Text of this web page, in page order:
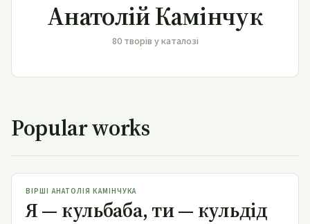
Анатолій Камінчук
80 творів у каталозі
Popular works
Я — кульбаба, ти — кульдід
ВІРШІ АНАТОЛІЯ КАМІНЧУКА
Я — кульбаба, ти — кульдід